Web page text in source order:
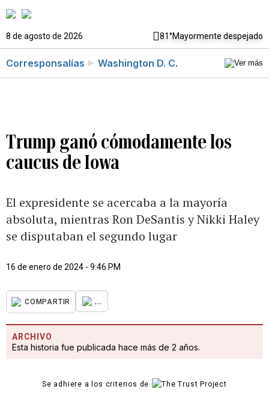
8 de agosto de 2026 81°Mayormente despejado
Corresponsalías Washington D. C.
Trump ganó cómodamente los
caucus de Iowa
El expresidente se acercaba a la mayoría
absoluta, mientras Ron DeSantis y Nikki Haley
se disputaban el segundo lugar
16 de enero de 2024 - 9:46 PM
COMPARTIR ...
ARCHIVO
Esta historia fue publicada hace más de 2 años.
Se adhiere a los criterios de